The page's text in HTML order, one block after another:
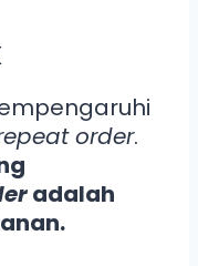
order.
adalah